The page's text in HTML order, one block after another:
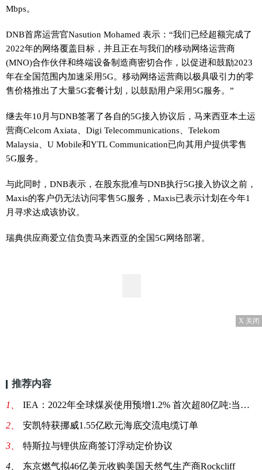
Mbps。
DNB首席运营官Nasution Mohamed 表示：“我们已经超额完成了
2022年的网络覆盖目标，并且正在与我们的移动网络运营商
(MNO)合作伙伴和终端设备制造商密切合作，以促进和鼓励2023
年在全国范围内加速采用5G。移动网络运营商以极具吸引力的零
售价格推出了大量5G套餐计划，以鼓励用户采用5G服务。”
继去年10月与DNB签署了各自的5G接入协议后，马来西亚本土运
营商Celcom Axiata、Digi Telecommunications、Telekom
Malaysia、U Mobile和YTL Communication已向其用户提供零售
5G服务。
与此同时，DNB表示，在股东批准与DNB执行5G接入协议之前，
Maxis的客户仍无法访问零售5G服务，Maxis已表示计划在今年1
月寻求达成该协议。
瑞典供应商爱立信负责马来西亚的全国5G网络部署。
X 关闭
推荐内容
1、 IEA：2022年全球煤炭使用预增1.2% 首次超80亿吨:当前资讯
2、 安凯特获挪威1.55亿欧元海底交流电缆订单
3、 特斯拉与锂供应商签订浮动定价协议
4、 东京燃气拟46亿美元收购美国天然气生产商Rockcliff